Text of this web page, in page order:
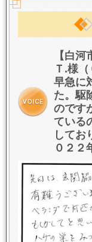
【白
Ｔ.様
早急に
た。 駆
のです
ている
してお
０２２